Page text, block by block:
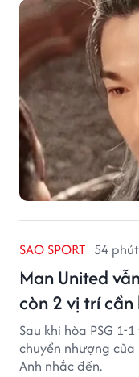
SAO SPORT 54
Man United
còn 2 vị trí cần
Sau khi hòa PSG
chuyển nhượng
Anh nhắc đến.